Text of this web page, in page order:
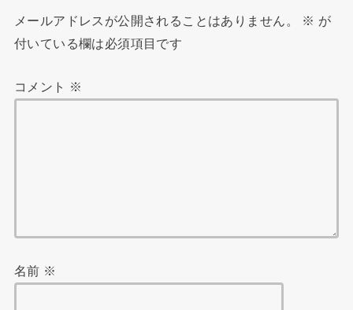
メールアドレスが公開されることはありません。 ※ が
付いている欄は必須項目です
コメント ※
名前 ※